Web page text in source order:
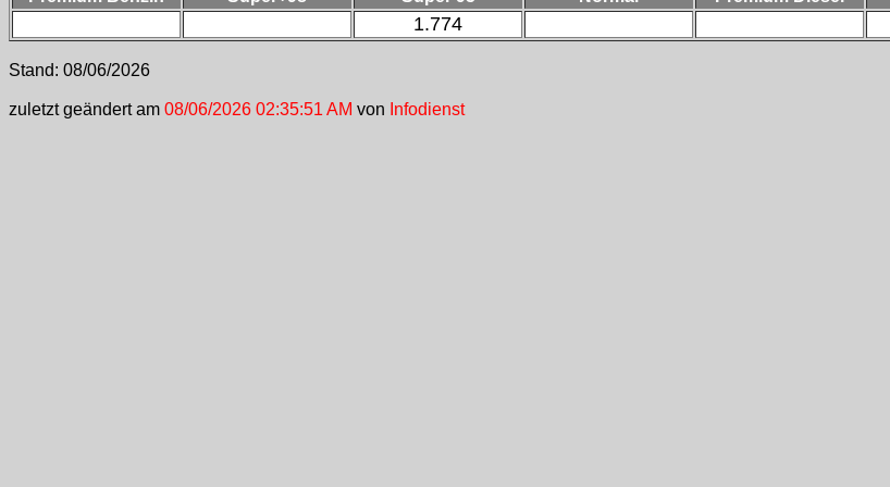
1.774
Stand: 08/06/2026
zuletzt geändert am 08/06/2026 02:35:51 AM von Infodienst